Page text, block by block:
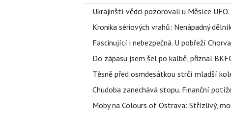
Ukrajinští vědci pozorovali u Měsíce
Kronika sériových vrahů: Nenápadný
Fascinující i nebezpečná. U pobřeží
Do zápasu jsem šel po kalbě, přiznal
Těsně před osmdesátkou strčí mladší
Chudoba zanechává stopu. Finanční
Moby na Colours of Ostrava: Střízlivý,